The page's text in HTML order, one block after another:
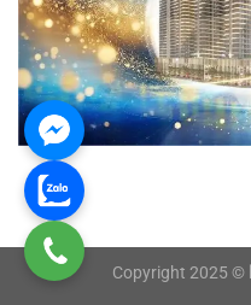
Copyright 2025 ©